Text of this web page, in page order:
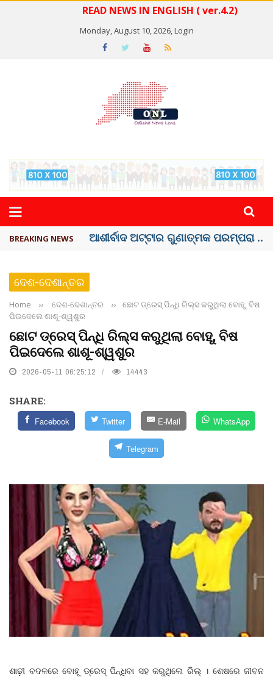
READ NEWS IN ENGLISH ( ver.4.2)
Monday, August 10, 2026,Login
BREAKING NEWS ବେଦାନ୍ତ ଆଲୁମିନିୟର ପ୍ରକଳ୍ପ ସଙ୍ଗମ ...
ଦେଶ-ଦେଶାନ୍ତର
Home ›› ଦେଶ-ଦେଶାନ୍ତର ››
ଛୋଟ ଡ୍ରେସ୍ ପିନ୍ଧି ରିଲ୍ସ କରୁଥିଲା ବୋହୂ, ବିଷ
ପିଇଦେଲେ ଶାଶୂ-ଶ୍ୱଶୁର
ଛୋଟ ଡ୍ରେସ୍ ପିନ୍ଧି ରିଲ୍ସ କରୁଥିଲା ବୋହୂ, ବିଷ
ପିଇଦେଲେ ଶାଶୂ-ଶ୍ୱଶୁର
2026-05-11 06:25:12 14443
SHARE:
Facebook Twitter E-Mail WhatsApp
Telegram
ଶାଢ଼ୀ ବଦଳରେ ବୋହୂ ଡ୍ରେସ୍ ପିନ୍ଧିବା ସହ କରୁଥିଲେ ରିଲ୍ । ଶେଷରେ ଜୀବନ